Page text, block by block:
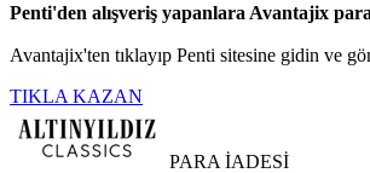
Penti'den alışveriş yapanlara Avantajix
Avantajix'ten tıklayıp Penti sitesine gidin ve
TIKLA KAZAN
PARA İADESİ